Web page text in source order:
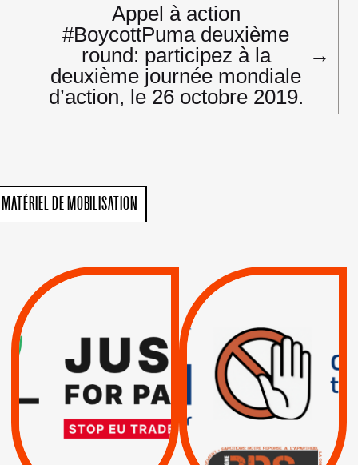
Appel à action
#BoycottPuma deuxième
round: participez à la
deuxième journée mondiale
d’action, le 26 octobre 2019.
→
MATÉRIEL DE MOBILISATION
VIOLATIONS DES
SUSPENSION
TOTALE DE
L’ACCORD
D’ASSOCIATION UE-
ISRAËL
RESPECT DU DROIT
INTERNATIONAL ?
TRUMP, MACRON :
MÊME COMBAT
| Actus |
| Boycott militaire |